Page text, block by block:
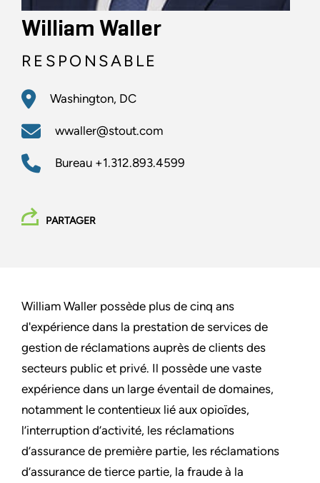
William Waller
RESPONSABLE
Washington, DC
wwaller@stout.com
Bureau +1.312.893.4599
PARTAGER
William Waller possède plus de cinq ans
d'expérience dans la prestation de services de
gestion de réclamations auprès de clients des
secteurs public et privé. Il possède une vaste
expérience dans un large éventail de domaines,
notamment le contentieux lié aux opioïdes,
l’interruption d’activité, les réclamations
d’assurance de première partie, les réclamations
d’assurance de tierce partie, la fraude à la